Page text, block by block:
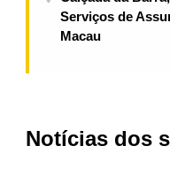
Serviços de
Macau
Notícias dos